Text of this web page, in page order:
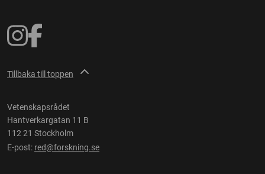
Tillbaka till toppen
Vetenskapsrådet
Hantverkargatan 11 B
112 21 Stockholm
E-post: red@forskning.se